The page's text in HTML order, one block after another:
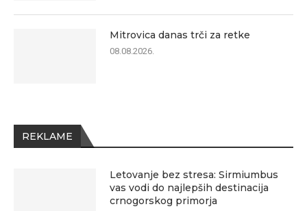
Mitrovica danas trči za retke
08.08.2026.
REKLAME
Letovanje bez stresa: Sirmiumbus
vas vodi do najlepših destinacija
crnogorskog primorja